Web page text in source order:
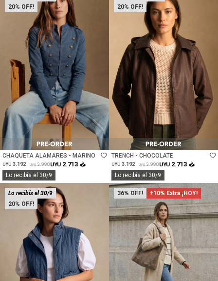
20
Talle
CHAQUETA ALAMARES - MARINO
UYU 3.192 UYU 3.990UYU 2.713
Lo recibís el 30/9
20
Talle
TRENCH - CHOCOLATE
UYU 3.192 UYU 3.990UYU 2.713
Lo recibís el 30/9
20
Lo recibís el 30/9 36 +10% Extra ¡HOY!